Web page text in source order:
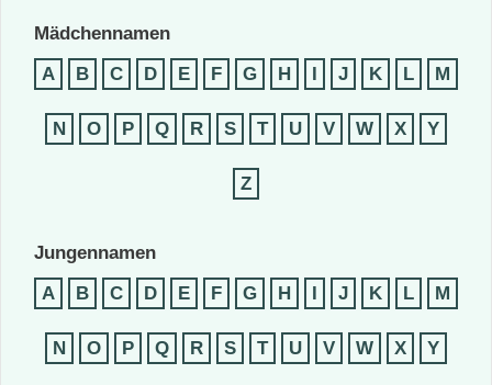
Mädchennamen
A
B C D E F G H I J K L M
N O P Q R S T U V W X Y
Z
Jungennamen
A
B C D E F G H I J K L M
N O P Q R S T U V W X Y